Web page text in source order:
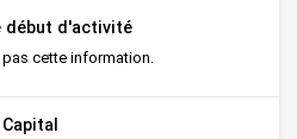
début d'activité
pas cette information.
Capital